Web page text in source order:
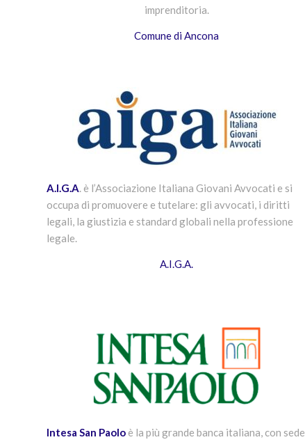
imprenditoria.
Comune di Ancona
A.I.G.A. è l’Associazione Italiana Giovani Avvocati e si
occupa di promuovere e tutelare: gli avvocati, i diritti
legali, la giustizia e standard globali nella professione
legale.
A.I.G.A.
Intesa San Paolo è la più grande banca italiana, con sede